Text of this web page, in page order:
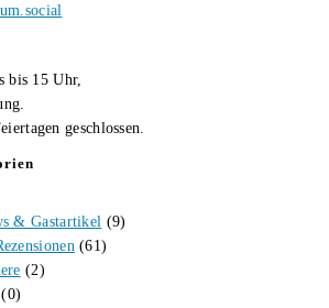
bis 15 Uhr,
geschlossen.
& Gastartikel (9)
(61)
(2)
(0)